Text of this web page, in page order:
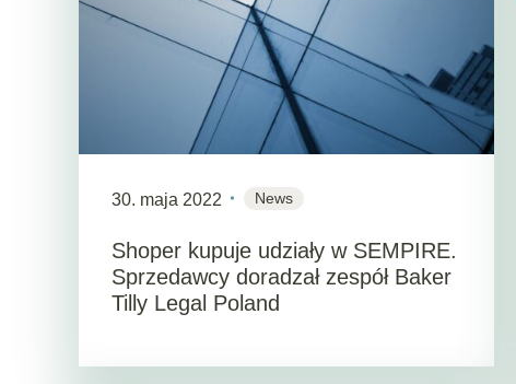
30. maja 2022 News
Shoper kupuje udziały w SEMPIRE.
Sprzedawcy doradzał zespół Baker
Tilly Legal Poland